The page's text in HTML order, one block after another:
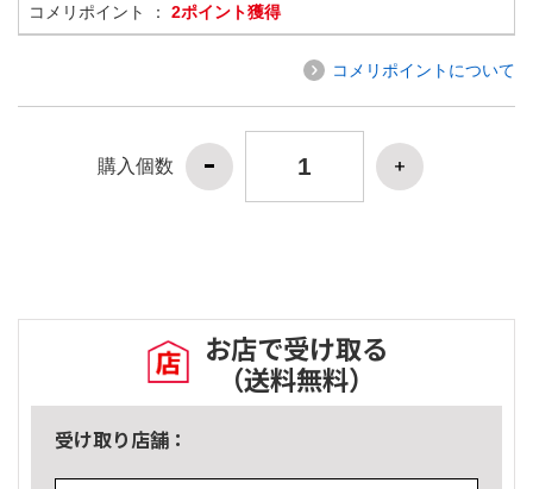
コメリポイント ： 2ポイント獲得
コメリポイントについて
購入個数
お店で受け取る
（送料無料）
受け取り店舗：